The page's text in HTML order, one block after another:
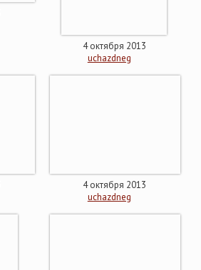
4 октября 2013
uchazdneg
4 октября 2013
uchazdneg